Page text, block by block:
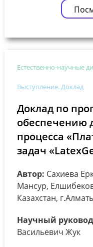
Естественно-научные
Выступление. Доклад
Доклад по
обеспечению
процесса
задач
Автор: Сахиева
Мансур,
Казахстан,
Научный
Васильевич Жук